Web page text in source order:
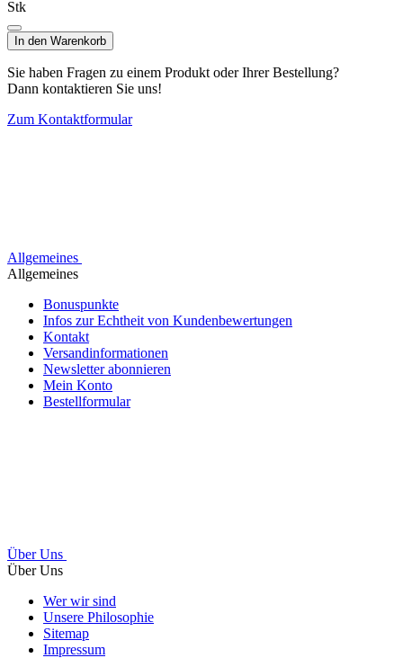
Stk
In den Warenkorb
Sie haben Fragen zu einem Produkt oder Ihrer Bestellung?
Dann kontaktieren Sie uns!
Zum Kontaktformular
Allgemeines
Allgemeines
Bonuspunkte
Infos zur Echtheit von Kundenbewertungen
Kontakt
Versandinformationen
Newsletter abonnieren
Mein Konto
Bestellformular
Über Uns
Über Uns
Wer wir sind
Unsere Philosophie
Sitemap
Impressum